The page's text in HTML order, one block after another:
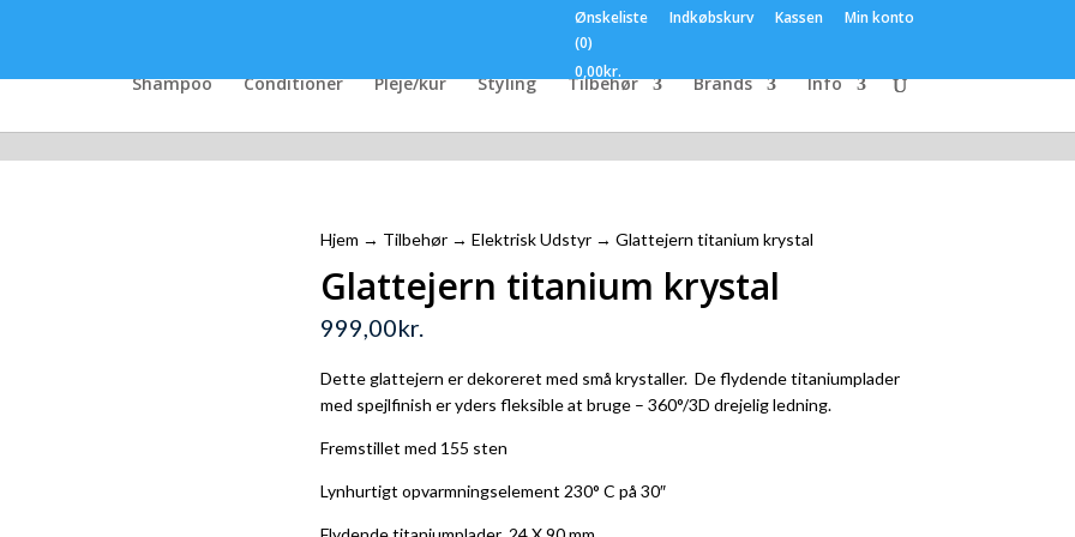
Ønskeliste Indkøbskurv Kassen
Min konto
(0)
0,00kr.
Shampoo Conditioner Pleje/kur Styling Tilbehør Brands Info
Hjem → Tilbehør→ Elektrisk Udstyr→ Glattejern titanium krystal
Glattejern titanium krystal
999,00kr.
Dette glattejern er dekoreret med små krystaller. De flydende titaniumplader
med spejlfinish er yders fleksible at bruge – 360°/3D drejelig ledning.
Fremstillet med 155 sten
Lynhurtigt opvarmningselement 230° C på 30″